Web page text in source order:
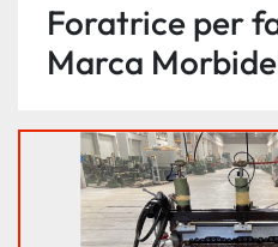
Foratrice per
Marca